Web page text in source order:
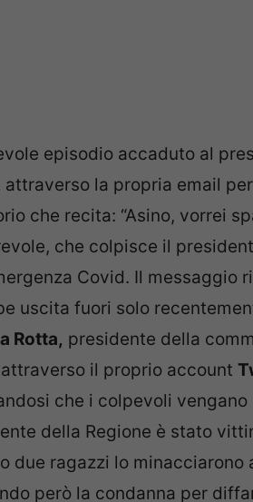
episodio accaduto al
attraverso la propria email
che recita: “Asino, vorrei
che colpisce il
Covid. Il messaggio
uscita fuori solo
Rotta, presidente della
il proprio account
che i colpevoli
della Regione è stato
due ragazzi lo
però la condanna per